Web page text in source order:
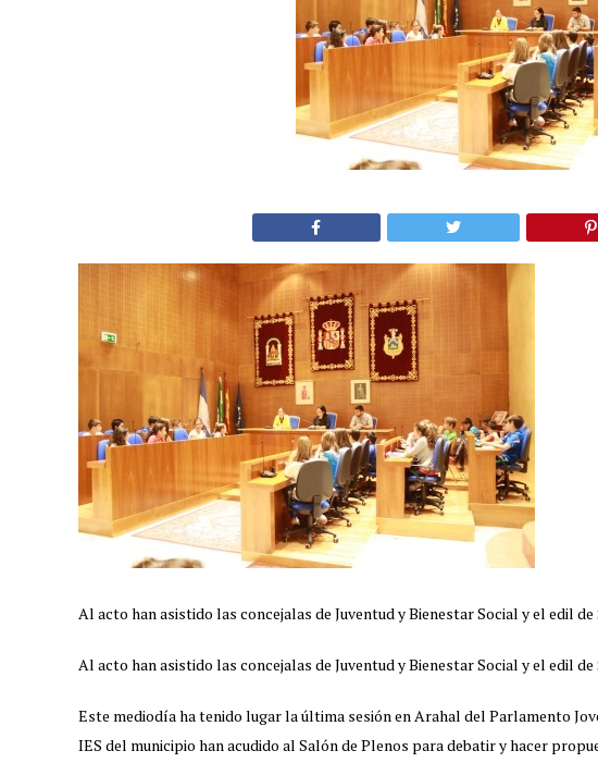
Al acto han asistido las concejalas de Juventud y Bienestar Social y el edil
Al acto han asistido las concejalas de Juventud y Bienestar Social y el edil
Este mediodía ha tenido lugar la última sesión en Arahal del Parlamento
IES del municipio han acudido al Salón de Plenos para debatir y hacer